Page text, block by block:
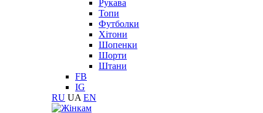
Рукава
Топи
Футболки
Хітони
Шопенки
Шорти
Штани
FB
IG
RU UA EN